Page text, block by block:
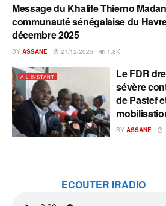
A L'INSTANT
Message du Khalife Thierno
communauté sénégalaise du
décembre 2025
BY ASSANE 21/12/2025 1.8K
A L'INSTANT
Le FDR
sévère
de Pastef
BY ASSANE
ECOUTER IRADIO